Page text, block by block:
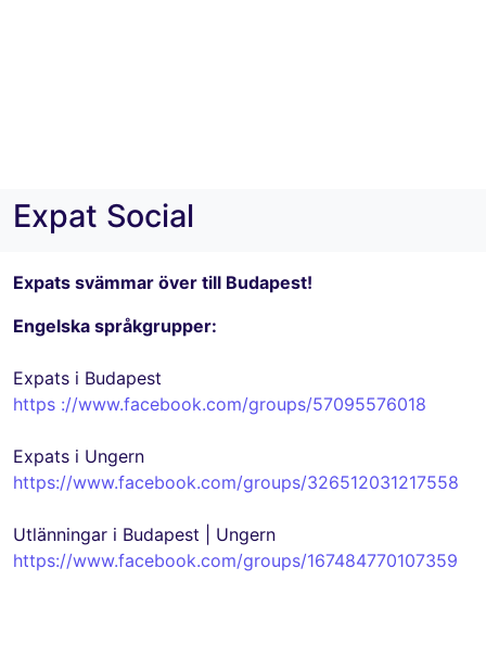
Expat Social
Expats svämmar över till Budapest!
Engelska språkgrupper:
Expats i Budapest
https ://www.facebook.com/groups/57095576018
Expats i Ungern
https://www.facebook.com/groups/326512031217558
Utlänningar i Budapest | Ungern
https://www.facebook.com/groups/167484770107359